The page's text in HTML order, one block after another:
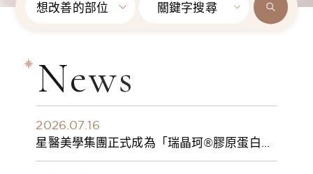
想改善的部位 關鍵字搜尋
News
2026.07.16
星醫美學集團正式成為「瑞晶珂®膠原蛋白植
入劑」台灣獨家總代理